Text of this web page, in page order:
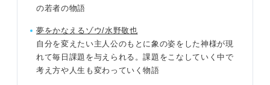
の若者の物語
夢をかなえるゾウ/水野敬也
自分を変えたい主人公のもとに象の姿をした神様が現
れて毎日課題を与えられる。課題をこなしていく中で
考え方や人生も変わっていく物語